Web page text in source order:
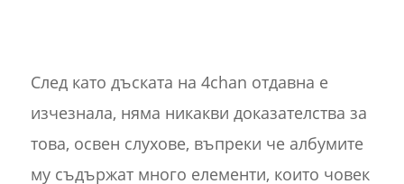
След като дъската на 4chan отдавна е
изчезнала, няма никакви доказателства за
това, освен слухове, въпреки че албумите
му съдържат много елементи, които човек